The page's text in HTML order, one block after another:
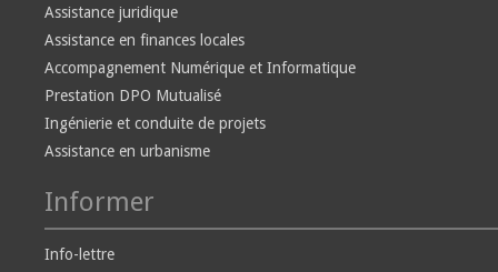
Assistance juridique
Assistance en finances locales
Accompagnement Numérique et Informatique
Prestation DPO Mutualisé
Ingénierie et conduite de projets
Assistance en urbanisme
Informer
Info-lettre